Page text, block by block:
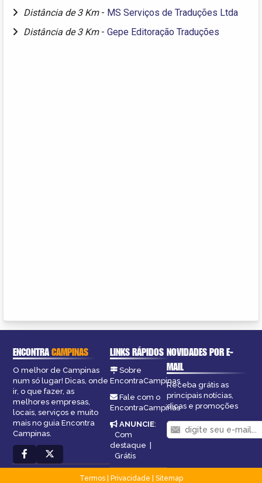
Distância de 3 Km - MS Serviços de Traduções Ltda
Distância de 3 Km - Gepe Editoração Traduções
ENCONTRACAMPINAS
O melhor de Campinas
num só lugar! Dicas, onde
ir, o que fazer, as
melhores empresas,
locais, serviços e muito
mais no guia Encontra
Campinas.
LINKS RÁPIDOS
Sobre
EncontraCampinas
Fale com o
EncontraCampinas
ANUNCIE:
Com
destaque |
Grátis
NOVIDADES POR E-
MAIL
Receba grátis as
principais notícias,
dicas e promoções
Termos| Privacidade
Sitemap